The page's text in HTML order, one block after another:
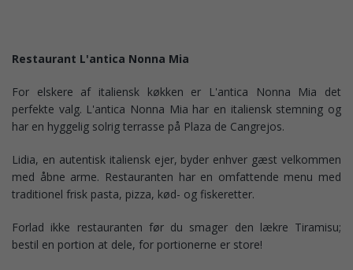
Restaurant L'antica Nonna Mia
For elskere af italiensk køkken er L'antica Nonna Mia det
perfekte valg. L'antica Nonna Mia har en italiensk stemning og
har en hyggelig solrig terrasse på Plaza de Cangrejos.
Lidia, en autentisk italiensk ejer, byder enhver gæst velkommen
med åbne arme. Restauranten har en omfattende menu med
traditionel frisk pasta, pizza, kød- og fiskeretter.
Forlad ikke restauranten før du smager den lækre Tiramisu;
bestil en portion at dele, for portionerne er store!